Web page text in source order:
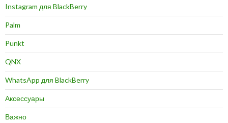
Instagram для BlackBerry
Palm
Punkt
QNX
WhatsApp для BlackBerry
Аксессуары
Важно